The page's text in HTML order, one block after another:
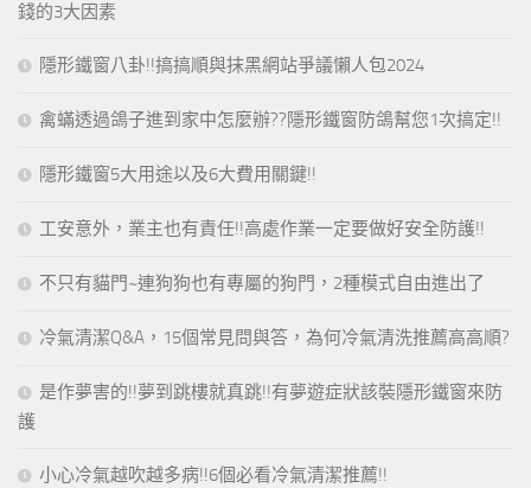
錢的3大因素
隱形鐵窗八卦!!搞搞順與抹黑網站爭議懶人包2024
禽蟎透過鴿子進到家中怎麼辦??隱形鐵窗防鴿幫您1次搞定!!
隱形鐵窗5大用途以及6大費用關鍵!!
工安意外，業主也有責任!!高處作業一定要做好安全防護!!
不只有貓門~連狗狗也有專屬的狗門，2種模式自由進出了
冷氣清潔Q&A，15個常見問與答，為何冷氣清洗推薦高高順?
是作夢害的!!夢到跳樓就真跳!!有夢遊症狀該裝隱形鐵窗來防
護
小心冷氣越吹越多病!!6個必看冷氣清潔推薦!!